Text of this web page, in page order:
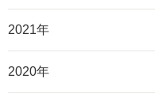
2021年
2020年